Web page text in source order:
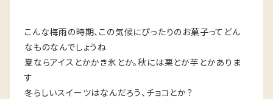
こんな梅雨の時期、この気候にぴったりのお菓子ってどん
なものなんでしょうね
夏ならアイスとかかき氷とか。秋には栗とか芋とかありま
す
冬らしいスイーツはなんだろう、チョコとか？